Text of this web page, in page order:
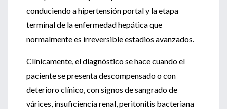
conduciendo a hipertensión portal y la etapa
terminal de la enfermedad hepática que
normalmente es irreversible estadios avanzados.
Clínicamente, el diagnóstico se hace cuando el
paciente se presenta descompensado o con
deterioro clínico, con signos de sangrado de
várices, insuficiencia renal, peritonitis bacteriana